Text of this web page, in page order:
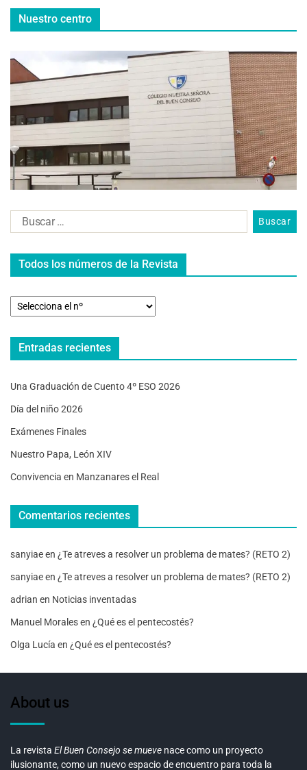
Nuestro centro
Todos los números de la Revista
Entradas recientes
Una Graduación de Cuento 4º ESO 2026
Día del niño 2026
Exámenes Finales
Nuestro Papa, León XIV
Convivencia en Manzanares el Real
Comentarios recientes
sanyiaeen ¿Te atreves a resolver un problema de mates? (RETO 2)
sanyiaeen ¿Te atreves a resolver un problema de mates? (RETO 2)
adrian en Noticias inventadas
Manuel Moralesen ¿Qué es el pentecostés?
Olga Lucía en ¿Qué es el pentecostés?
About us
La revista El Buen Consejo se mueve nace como un proyecto
ilusionante, como un nuevo espacio de encuentro para toda la